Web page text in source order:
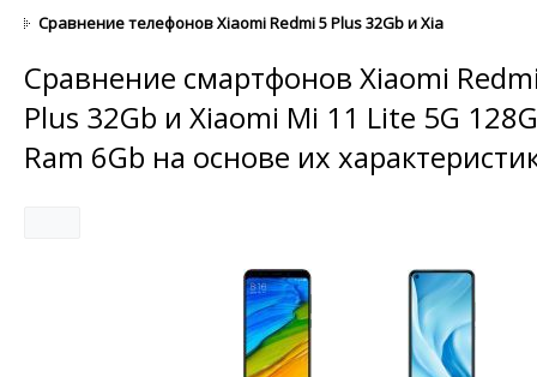
Сравнение телефонов Xiaomi Redmi 5 Plus 32Gb и Xiaomi Mi 11
Сравнение смартфонов Xiaomi
Plus 32Gb и Xiaomi Mi 11 Lite 5G
Ram 6Gb на основе их